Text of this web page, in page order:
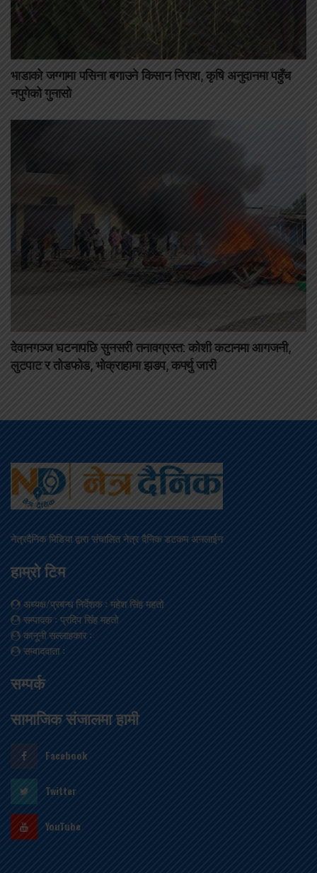
भाडाको जग्गामा पसिना बगाउने किसान निराश, कृषि अनुदानमा पहुँच
नपुगेको गुनासो
देवानगञ्ज घटनापछि सुनसरी तनावग्रस्त: कोशी कटानमा आगजनी,
लुटपाट र तोडफोड, भोक्राहामा झडप, कर्फ्यु जारी
नेत्रदैनिक मिडिया द्वारा संचालित नेत्र दैनिक डटकम अनलाईन
हाम्रो टिम
अध्यक्ष/प्रबन्ध निर्देशक: महेश सिंह महतो
सम्पादक: प्रदिप सिंह महतो
कानूनी सल्लाहकार:
सम्वाददाता:
सम्पर्क
सामाजिक संजालमा हामी
Facebook
Twitter
YouTube